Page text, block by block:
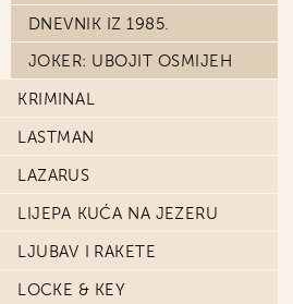
DNEVNIK IZ 1985.
JOKER: UBOJIT OSMIJEH
KRIMINAL
LASTMAN
LAZARUS
LIJEPA KUĆA NA JEZERU
LJUBAV I RAKETE
LOCKE & KEY